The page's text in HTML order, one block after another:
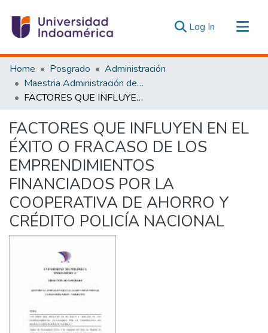
Log In (current)
Communities & Collections
All of DSpace
Statistics
Home Posgrado
Administración
Maestria Administración de las Organizaciones de la Economía Social y Solidaria
FACTORES QUE INFLUYEN EN EL ÉXITO O FRACASO DE LOS EMPRENDIMIENTOS FINANCIADOS POR LA COOPERATIVA DE AHORRO Y CRÉDITO POLICÍA NACIONAL
FACTORES QUE INFLUYEN EN EL
ÉXITO O FRACASO DE LOS
EMPRENDIMIENTOS
FINANCIADOS POR LA
COOPERATIVA DE AHORRO Y
CRÉDITO POLICÍA NACIONAL